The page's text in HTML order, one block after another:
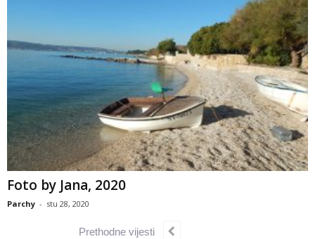
Foto by Jana, 2020
Parchy - stu 28, 2020
Prethodne vijesti